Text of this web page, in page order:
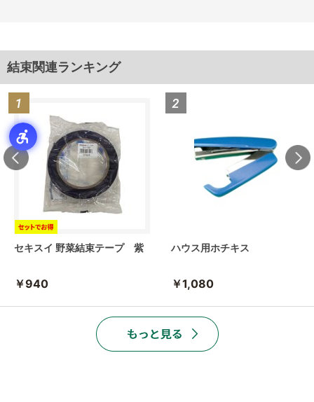
結束関連ランキング
セキスイ 野菜結束テープ 紫
￥940
ハウス用ホチキス
￥1,080